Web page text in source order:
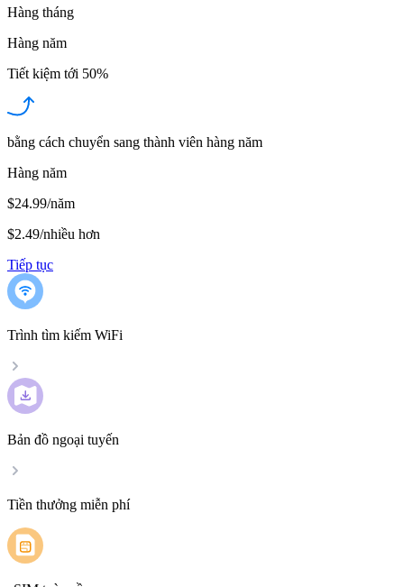
Hàng tháng
Hàng năm
Tiết kiệm tới 50%
bằng cách chuyển sang thành viên hàng năm
Hàng năm
$24.99/năm
$2.49/nhiều hơn
Tiếp tục
Trình tìm kiếm WiFi
Bản đồ ngoại tuyến
Tiền thưởng miễn phí